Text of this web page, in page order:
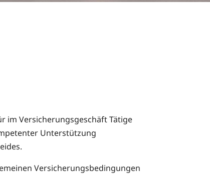
im Versicherungsgeschäft Tätige
Unterstützung
Versicherungsbedingungen